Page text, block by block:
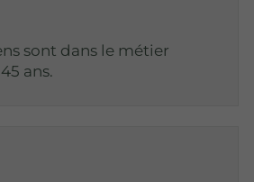
sont dans le métier
ans.